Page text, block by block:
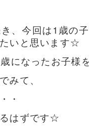
、今回は1歳の
いと思います☆
になったお子様
みて、
・
はずです☆